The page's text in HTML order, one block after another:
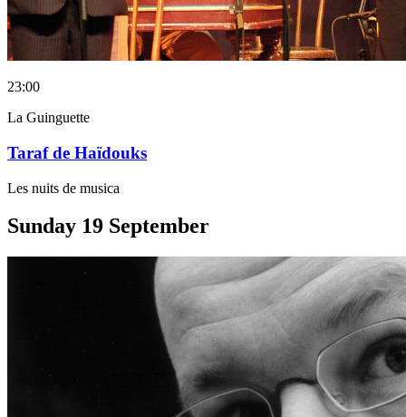
23:00
La Guinguette
Taraf de Haïdouks
Les nuits de musica
Sunday 19 September